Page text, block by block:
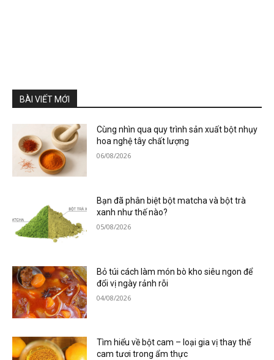
BÀI VIẾT MỚI
Cùng nhìn qua quy trình sản xuất bột nhụy
hoa nghệ tây chất lượng
06/08/2026
Bạn đã phân biệt bột matcha và bột trà
xanh như thế nào?
05/08/2026
Bỏ túi cách làm món bò kho siêu ngon để
đổi vị ngày rảnh rỗi
04/08/2026
Tìm hiểu về bột cam – loại gia vị thay thế
cam tươi trong ẩm thực